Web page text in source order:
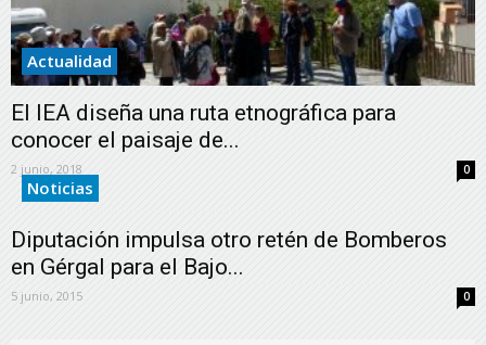
Actualidad
El IEA diseña una ruta etnográfica para
conocer el paisaje de...
2 junio, 2018 0
Noticias
Diputación impulsa otro retén de Bomberos
en Gérgal para el Bajo...
5 junio, 2015 0